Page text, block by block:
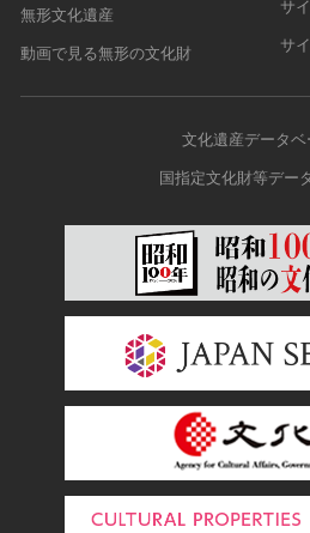
無形文化遺産
動画で見る無形の文化財
サ
サ
文化遺産データベ
国指定文化財等デー